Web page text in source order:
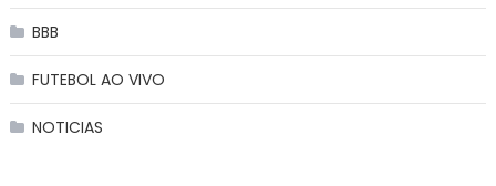
BBB
FUTEBOL AO VIVO
NOTICIAS